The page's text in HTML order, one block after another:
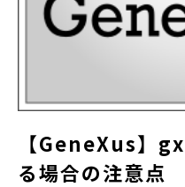
【GeneXus】
る場合の注意点